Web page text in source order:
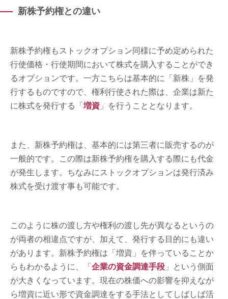
新株予約権との違い
新株予約権もストックオプション同様に予め定められた
行使価格・行使期間において株式を購入することができ
るオプションです。一方こちらは基本的に「新株」を発
行するものですので、権利行使された際は、企業は新た
に株式を発行する「 増資 」を行うこととなります。
また、新株予約権は、基本的には第三者に販売するのが
一般的です。この際は新株予約権を購入する際にも代金
が発生します。ちなみにストックオプションは発行済み
株式を受け渡す事も可能です。
このように株の渡し方や権利の渡し先が異なるというの
が両者の相違点ですが、加えて、発行する目的にも違い
があります。新株予約権は「増資」を伴っていることか
らもわかるように、「 企業の資金調達手段 」という側面
が大きくなっています。現在の株価への影響を抑えなが
ら増資に近い形で資金調達をする手法としてしばしば活